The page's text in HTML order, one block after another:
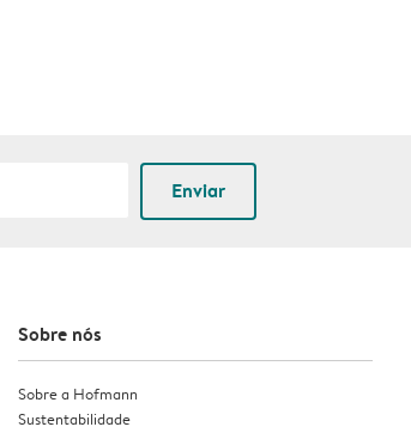
Enviar
Sobre nós
Sobre a Hofmann
Sustentabilidade